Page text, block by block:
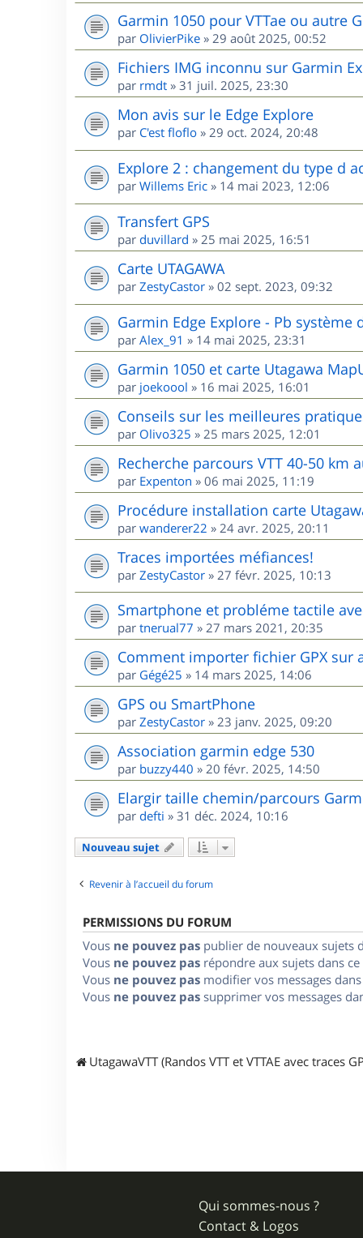
Garmin 1050 pour VTTae ou autre
par OlivierPike » 29 août 2025, 00:52
Fichiers IMG inconnu sur Garmin
par rmdt » 31 juil. 2025, 23:30
Mon avis sur le Edge Explore
par C'est floflo » 29 oct. 2024, 20:48
Explore 2 : changement du type d
par Willems Eric » 14 mai 2023, 12:06
Transfert GPS
par duvillard » 25 mai 2025, 16:51
Carte UTAGAWA
par ZestyCastor » 02 sept. 2023, 09:32
Garmin Edge Explore - Pb système
par Alex_91 » 14 mai 2025, 23:31
Garmin 1050 et carte Utagawa
par joekoool » 16 mai 2025, 16:01
Conseils sur les meilleures
par Olivo325 » 25 mars 2025, 12:01
Recherche parcours VTT 40-50 km
par Expenton » 06 mai 2025, 11:19
Procédure installation carte
par wanderer22 » 24 avr. 2025, 20:11
Traces importées méfiances!
par ZestyCastor » 27 févr. 2025, 10:13
Smartphone et probléme tactile
par tnerual77 » 27 mars 2021, 20:35
Comment importer fichier GPX sur
par Gégé25 » 14 mars 2025, 14:06
GPS ou SmartPhone
par ZestyCastor » 23 janv. 2025, 09:20
Association garmin edge 530
par buzzy440 » 20 févr. 2025, 14:50
Elargir taille chemin/parcours
par defti » 31 déc. 2024, 10:16
Nouveau sujet
Revenir à l’accueil du forum
PERMISSIONS DU FORUM
Vous ne pouvez pas publier de nouveaux sujets
Vous ne pouvez pas répondre aux sujets dans
Vous ne pouvez pas modifier vos messages
Vous ne pouvez pas supprimer vos messages
UtagawaVTT (Randos VTT et VTTAE avec traces
Qui sommes-nous ?
Contact & Logos